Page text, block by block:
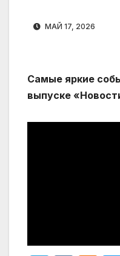
МАЙ 17, 2026
Самые яркие
выпуске